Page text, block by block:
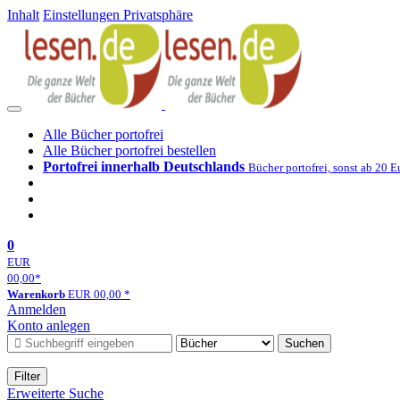
Inhalt Einstellungen Privatsphäre
Alle Bücher portofrei
Alle Bücher portofrei bestellen
Portofrei innerhalb Deutschlands Bücher portofrei, sonst ab 20
0
EUR
00,00*
Warenkorb EUR 00,00 *
Anmelden
Konto anlegen
Suchen
Filter
Erweiterte Suche